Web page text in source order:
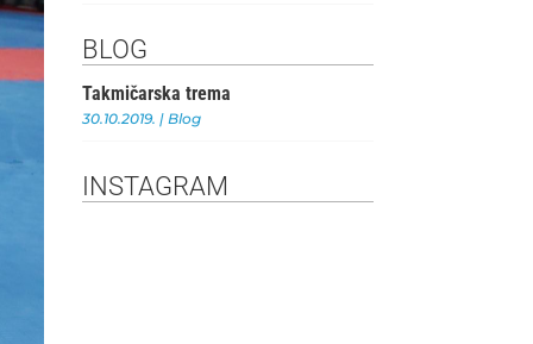
BLOG
Takmičarska trema
30.10.2019. | Blog
INSTAGRAM